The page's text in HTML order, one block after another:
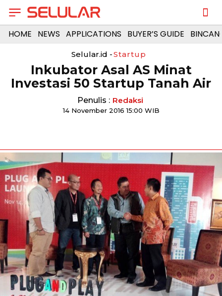
HOME NEWS APPLICATIONS BUYER’S GUIDE
Selular.id -Startup
Inkubator Asal AS Minat
Investasi 50 Startup Tanah Air
Penulis : Redaksi
14 November 2016 15:00 WIB